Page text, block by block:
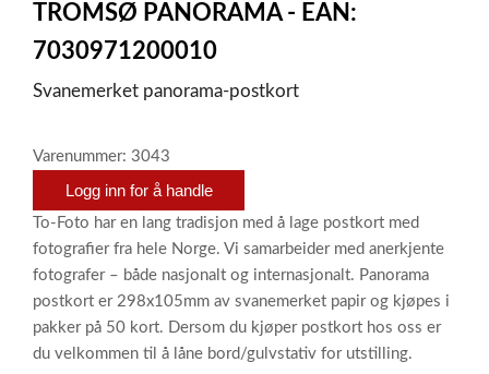
TROMSØ PANORAMA - EAN:
7030971200010
Svanemerket panorama-postkort
Varenummer: 3043
Logg inn for å handle
To-Foto har en lang tradisjon med å lage postkort med
fotografier fra hele Norge. Vi samarbeider med anerkjente
fotografer – både nasjonalt og internasjonalt. Panorama
postkort er 298x105mm av svanemerket papir og kjøpes i
pakker på 50 kort. Dersom du kjøper postkort hos oss er
du velkommen til å låne bord/gulvstativ for utstilling.